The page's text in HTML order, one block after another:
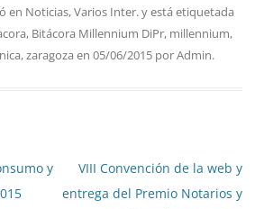
en Noticias,Varios Inter.y está etiquetada
, Bitácora Millennium DiPr, millennium,
,zaragoza en 05/06/2015 porAdmin.
y
VIII Convención de la web y
entrega del Premio Notarios y